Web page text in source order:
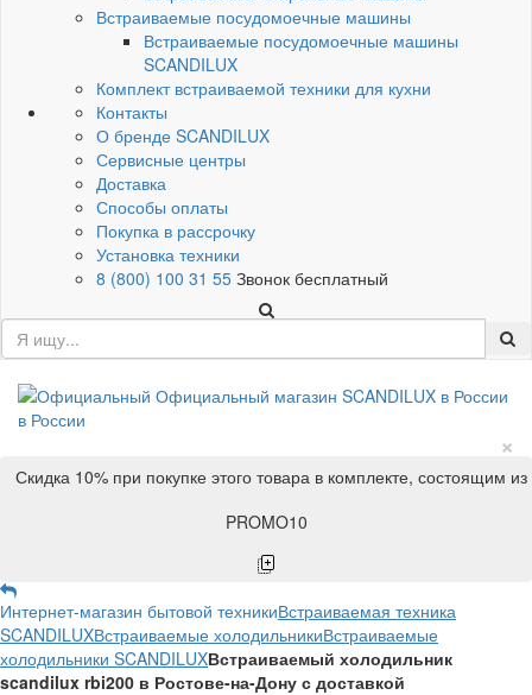
Встраиваемые посудомоечные машины
Встраиваемые посудомоечные машины
SCANDILUX
Комплект встраиваемой техники для кухни
Контакты
О бренде SCANDILUX
Сервисные центры
Доставка
Способы оплаты
Покупка в рассрочку
Установка техники
8 (800) 100 31 55 Звонок бесплатный
×
Скидка 10% при покупке этого товара в комплекте, состоящим
PROMO10
Интернет-магазин бытовой техникиВстраиваемая техника
SCANDILUXВстраиваемые холодильникиВстраиваемые
холодильники SCANDILUXВстраиваемый холодильник
scandilux rbi200 в Ростове-на-Дону с доставкой